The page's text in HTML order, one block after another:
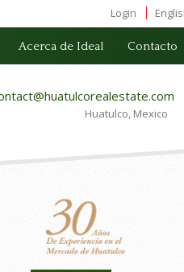
Login
Acerca de Ideal Contacto
Huatulco, Mexico